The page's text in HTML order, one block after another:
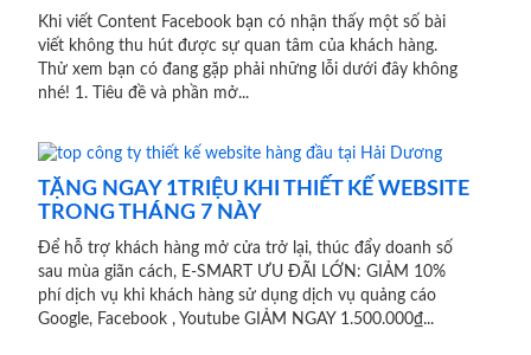
Khi viết Content Facebook bạn có nhận thấy một số bài
viết không thu hút được sự quan tâm của khách hàng.
Thử xem bạn có đang gặp phải những lỗi dưới đây không
nhé! 1. Tiêu đề và phần mở...
TẶNG NGAY 1TRIỆU KHI THIẾT KẾ WEBSITE
TRONG THÁNG 7 NÀY
Để hỗ trợ khách hàng mở cửa trở lại, thúc đẩy doanh số
sau mùa giãn cách, E-SMART ƯU ĐÃI LỚN: GIẢM 10%
phí dịch vụ khi khách hàng sử dụng dịch vụ quảng cáo
Google, Facebook , Youtube GIẢM NGAY 1.500.000₫...